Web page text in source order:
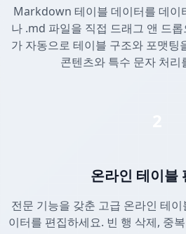
Markdown 테이블 데이터를 데이
나 .md 파일을 직접 드래그 앤 드
가 자동으로 테이블 구조와 포맷팅
콘텐츠와 특수 문자 처리
온라인 테이블
전문 기능을 갖춘 고급 온라인 테
이터를 편집하세요. 빈 행 삭제, 중